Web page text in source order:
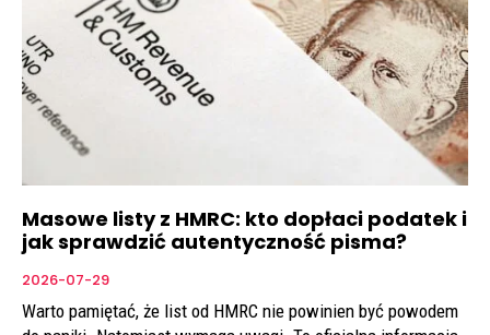
Masowe listy z HMRC: kto dopłaci podatek i
jak sprawdzić autentyczność pisma?
2026-07-29
Warto pamiętać, że list od HMRC nie powinien być powodem